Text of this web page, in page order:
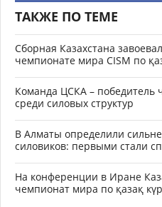
ТАКЖЕ ПО ТЕМЕ
Сборная Казахстана
чемпионате мира CISM по
Команда ЦСКА – победитель
среди силовых структур
В Алматы определили
силовиков: первыми стали
На конференции в Иране
чемпионат мира по қазақ